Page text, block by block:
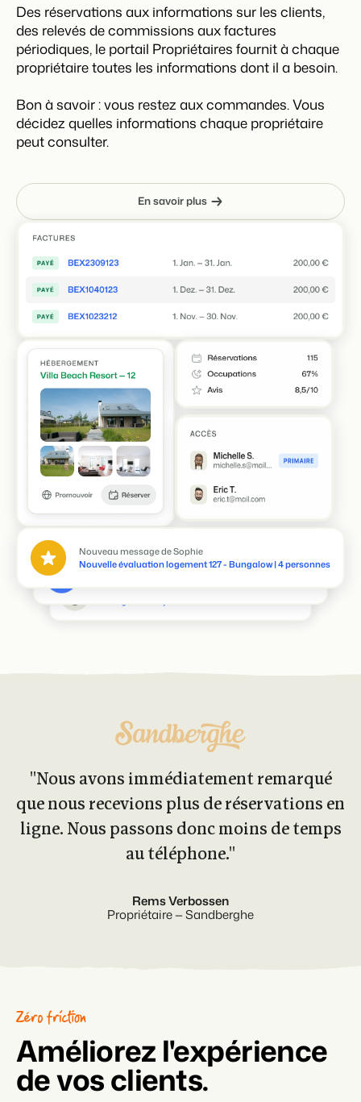
Des réservations aux informations sur les clients,
des relevés de commissions aux factures
périodiques, le portail Propriétaires fournit à chaque
propriétaire toutes les informations dont il a besoin.
Bon à savoir : vous restez aux commandes. Vous
décidez quelles informations chaque propriétaire
peut consulter.
En savoir plus
Thomas a édité la réservation BEX2390739
Inge a ajouté une note à la réservation BEX237591048
Remise du colis de bienvenue
''Nous avons immédiatement remarqué
que nous recevions plus de réservations en
ligne. Nous passons donc moins de temps
au téléphone.''
Rems Verbossen
Propriétaire — Sandberghe
Zéro friction
Améliorez l'expérience
de vos clients.